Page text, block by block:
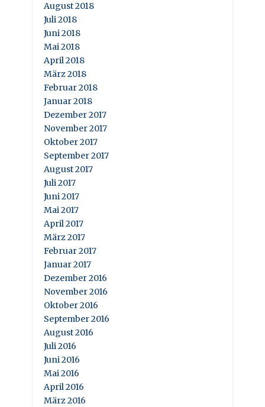
August 2018
Juli 2018
Juni 2018
Mai 2018
April 2018
März 2018
Februar 2018
Januar 2018
Dezember 2017
November 2017
Oktober 2017
September 2017
August 2017
Juli 2017
Juni 2017
Mai 2017
April 2017
März 2017
Februar 2017
Januar 2017
Dezember 2016
November 2016
Oktober 2016
September 2016
August 2016
Juli 2016
Juni 2016
Mai 2016
April 2016
März 2016